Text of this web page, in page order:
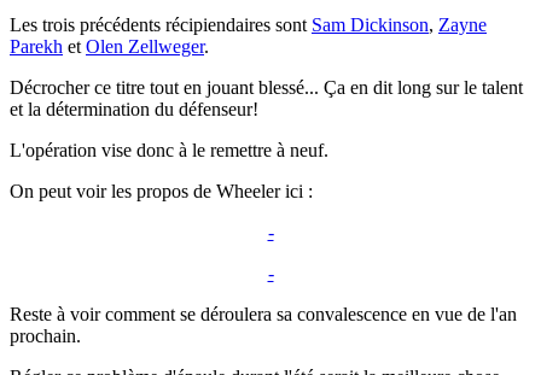
Les trois précédents récipiendaires sont Sam Dickinson, Zayne
Parekh et Olen Zellweger.
Décrocher ce titre tout en jouant blessé... Ça en dit long sur le talent
et la détermination du défenseur!
L'opération vise donc à le remettre à neuf.
On peut voir les propos de Wheeler ici :
-
-
Reste à voir comment se déroulera sa convalescence en vue de l'an
prochain.